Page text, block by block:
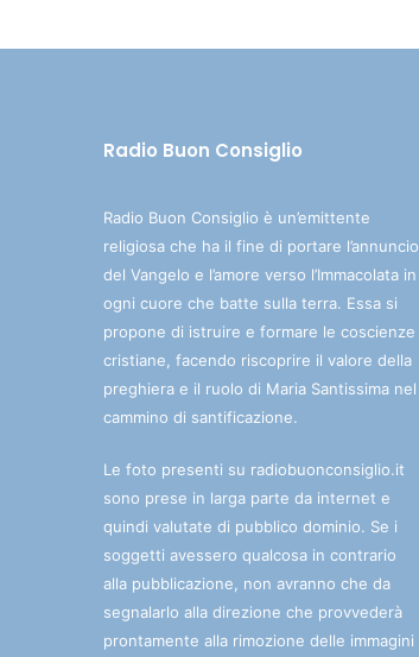
Radio Buon Consiglio
Radio Buon Consiglio è un’emittente
religiosa che ha il fine di portare l’annuncio
del Vangelo e l’amore verso l’Immacolata in
ogni cuore che batte sulla terra. Essa si
propone di istruire e formare le coscienze
cristiane, facendo riscoprire il valore della
preghiera e il ruolo di Maria Santissima nel
cammino di santificazione.
Le foto presenti su radiobuonconsiglio.it
sono prese in larga parte da internet e
quindi valutate di pubblico dominio. Se i
soggetti avessero qualcosa in contrario
alla pubblicazione, non avranno che da
segnalarlo alla direzione che provvederà
prontamente alla rimozione delle immagini